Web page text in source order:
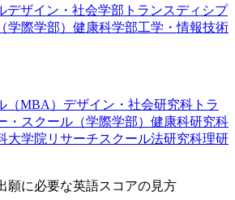
デザイン・社会学部 トランスディシプ
学際学部） 健康科学部工学・情報技術
（MBA） デザイン・社会研究科 トラ
・スクール（学際学部） 健康科研究科
大学院リサーチスクール法研究科理研
願に必要な英語スコアの見方